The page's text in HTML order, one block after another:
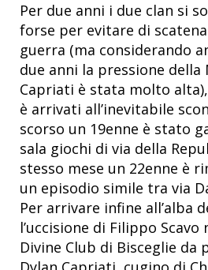
Per due anni i due clan si
forse per evitare di
guerra (ma considerando
due anni la pressione
Capriati è stata molto
è arrivati all’inevitabile
scorso un 19enne è stato
sala giochi di via della
stesso mese un 22enne è
un episodio simile tra via
Per arrivare infine all’alba
l’uccisione di Filippo Scavo
Divine Club di Bisceglie da